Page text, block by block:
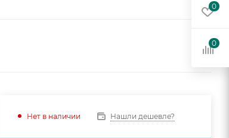
Нет в наличии Нашли дешевле?
0
0